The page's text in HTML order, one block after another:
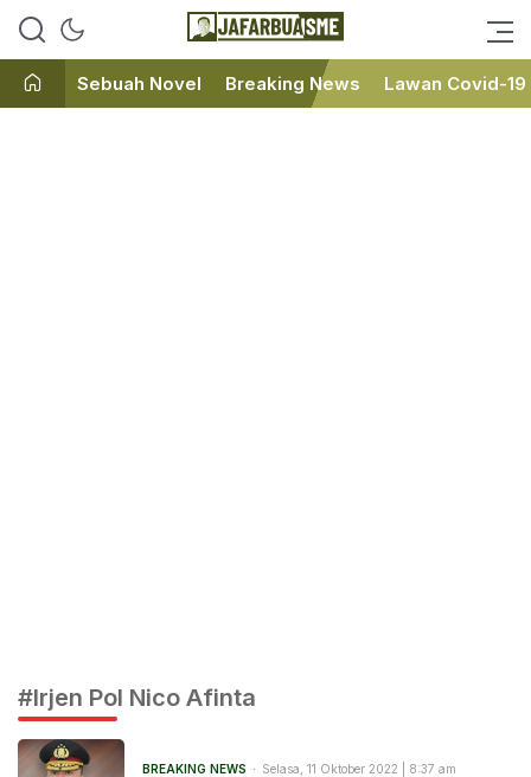
JafarBua
Ini bukan Media Online, Ini
Sebuah Novel Breaking News Lawan Covid-19
#Irjen Pol Nico Afinta
BREAKING NEWS Selasa, 11 Oktober 2022 | 8:37 am